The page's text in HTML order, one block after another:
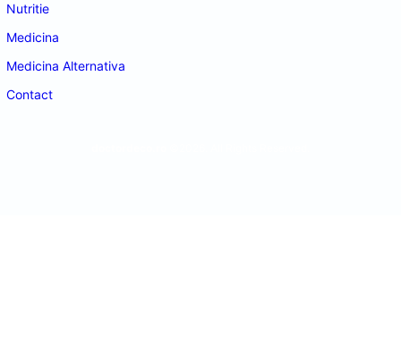
Nutritie
Medicina
Medicina Alternativa
Contact